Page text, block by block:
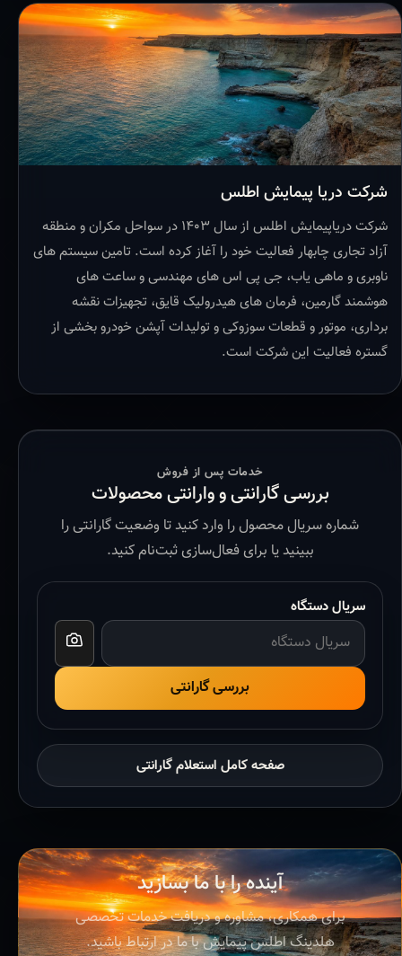
شرکت دریا پیمایش اطلس
شرکت دریاپیمایش اطلس از سال ۱۴۰۳ در سواحل مکران و منطقه
آزاد تجاری چابهار فعالیت خود را آغاز کرده است. تامین سیستم های
ناوبری و ماهی یاب، جی پی اس های مهندسی و ساعت های
هوشمند گارمین، فرمان های هیدرولیک قایق، تجهیزات نقشه
برداری، موتور و قطعات سوزوکی و تولیدات آپشن خودرو بخشی از
گستره فعالیت این شرکت است.
خدمات پس از فروش
بررسی گارانتی و وارانتی محصولات
شماره سریال محصول را وارد کنید تا وضعیت گارانتی را
ببینید یا برای فعال‌سازی ثبت‌نام کنید.
سریال دستگاه
بررسی گارانتی
صفحه کامل استعلام گارانتی
آینده را با ما بسازید
برای همکاری، مشاوره و دریافت خدمات تخصصی
هلدینگ اطلس پیمایش با ما در ارتباط باشید.